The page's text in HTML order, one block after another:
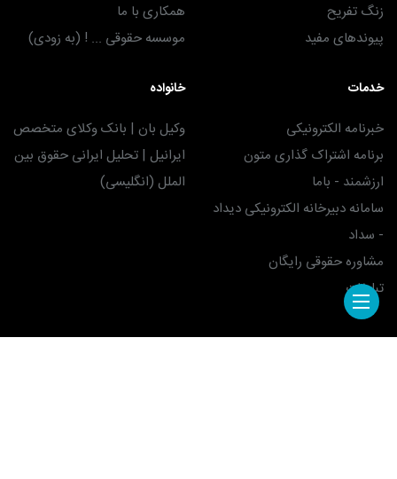
زنگ تفریح
پیوندهای مفید
همکاری با ما
موسسه حقوقی ... ! (به زودی)
خدمات
خبرنامه الکترونیکی
برنامه اشتراک گذاری متون
ارزشمند - باما
سامانه دبیرخانه الکترونیکی دیداد
- سداد
مشاوره حقوقی رایگان
تبلیغات
خانواده
وکیل بان | بانک وکلای متخصص
ایرانیل | تحلیل ایرانی حقوق بین
الملل (انگلیسی)